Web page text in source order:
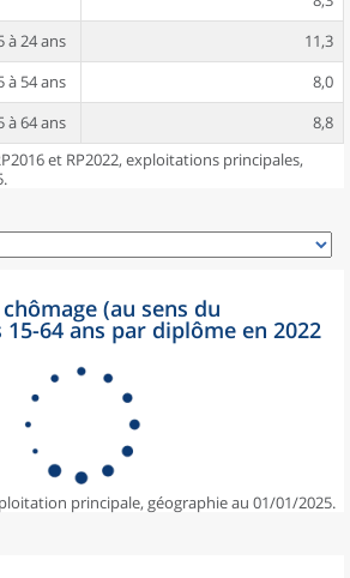
à 24 ans
11,3
à 54 ans
8,0
à 64 ans
8,8
et RP2022, exploitations principales,
(au sens du
64 ans par diplôme en 2022
principale, géographie au 01/01/2025.